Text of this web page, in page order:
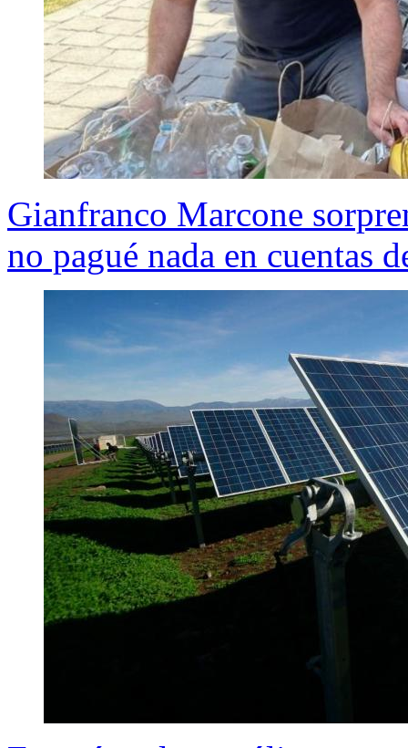
Gianfranco Marcone
no pagué nada en cuentas